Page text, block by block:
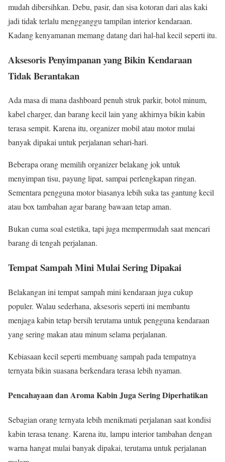
mudah dibersihkan. Debu, pasir, dan sisa kotoran dari alas kaki
jadi tidak terlalu mengganggu tampilan interior kendaraan.
Kadang kenyamanan memang datang dari hal-hal kecil seperti itu.
Aksesoris Penyimpanan yang Bikin Kendaraan
Tidak Berantakan
Ada masa di mana dashboard penuh struk parkir, botol minum,
kabel charger, dan barang kecil lain yang akhirnya bikin kabin
terasa sempit. Karena itu, organizer mobil atau motor mulai
banyak dipakai untuk perjalanan sehari-hari.
Beberapa orang memilih organizer belakang jok untuk
menyimpan tisu, payung lipat, sampai perlengkapan ringan.
Sementara pengguna motor biasanya lebih suka tas gantung kecil
atau box tambahan agar barang bawaan tetap aman.
Bukan cuma soal estetika, tapi juga mempermudah saat mencari
barang di tengah perjalanan.
Tempat Sampah Mini Mulai Sering Dipakai
Belakangan ini tempat sampah mini kendaraan juga cukup
populer. Walau sederhana, aksesoris seperti ini membantu
menjaga kabin tetap bersih terutama untuk pengguna kendaraan
yang sering makan atau minum selama perjalanan.
Kebiasaan kecil seperti membuang sampah pada tempatnya
ternyata bikin suasana berkendara terasa lebih nyaman.
Pencahayaan dan Aroma Kabin Juga Sering Diperhatikan
Sebagian orang ternyata lebih menikmati perjalanan saat kondisi
kabin terasa tenang. Karena itu, lampu interior tambahan dengan
warna hangat mulai banyak dipakai, terutama untuk perjalanan